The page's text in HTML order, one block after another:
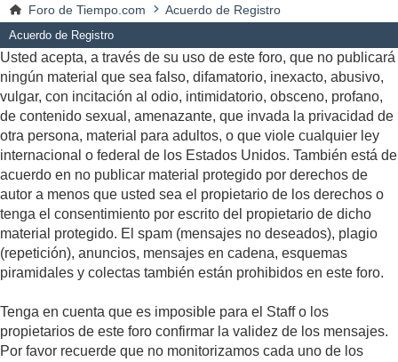
Foro de Tiempo.com Acuerdo de Registro
Acuerdo de Registro
Usted acepta, a través de su uso de este foro, que no publicará
ningún material que sea falso, difamatorio, inexacto, abusivo,
vulgar, con incitación al odio, intimidatorio, obsceno, profano,
de contenido sexual, amenazante, que invada la privacidad de
otra persona, material para adultos, o que viole cualquier ley
internacional o federal de los Estados Unidos. También está de
acuerdo en no publicar material protegido por derechos de
autor a menos que usted sea el propietario de los derechos o
tenga el consentimiento por escrito del propietario de dicho
material protegido. El spam (mensajes no deseados), plagio
(repetición), anuncios, mensajes en cadena, esquemas
piramidales y colectas también están prohibidos en este foro.
Tenga en cuenta que es imposible para el Staff o los
propietarios de este foro confirmar la validez de los mensajes.
Por favor recuerde que no monitorizamos cada uno de los